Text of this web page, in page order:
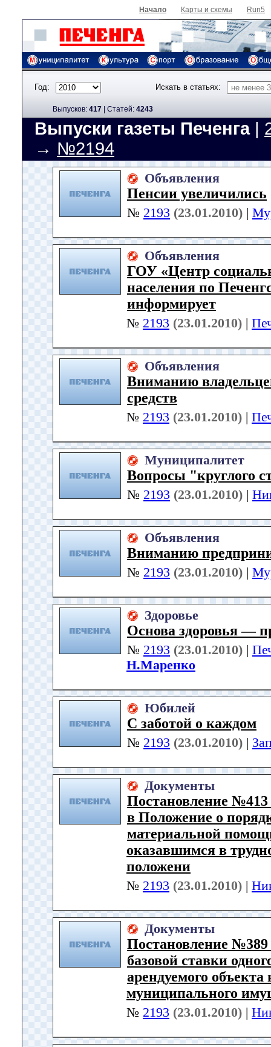
Начало Карты и схемы Run5
Год: Искать в статьях:
Выпусков: 417 | Cтатей: 4243
Выпуски газеты Печенга|
→ №2194
Объявления
Пенсии увеличились
№ 2193 (23.01.2010) |
Объявления
ГОУ «Центр
населения по
информирует
№ 2193 (23.01.2010) |
Объявления
Вниманию
средств
№ 2193 (23.01.2010) |
Муниципалитет
Вопросы "круглого
№ 2193 (23.01.2010) |
Объявления
Вниманию
№ 2193 (23.01.2010) |
Здоровье
Основа здоровья —
№ 2193 (23.01.2010) |
Н.Маренко
Юбилей
С заботой о каждом
№ 2193 (23.01.2010) |
Документы
Постановление
в Положение о
материальной
оказавшимся в
положени
№ 2193 (23.01.2010) |
Документы
Постановление №389
базовой ставки
арендуемого
муниципального
№ 2193 (23.01.2010) |